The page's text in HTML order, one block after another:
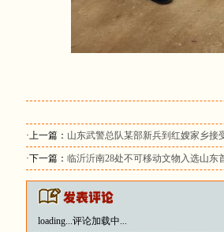
·上一篇： 山东武警总队某部新兵到红嫂家乡接
·下一篇： 临沂沂南28处不可移动文物入选山东
loading...评论加载中...